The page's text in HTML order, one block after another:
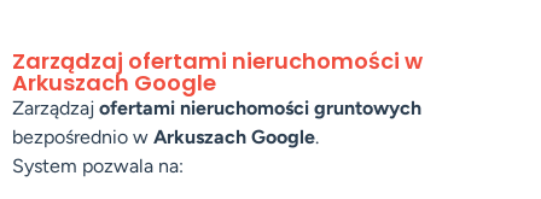
Zarządzaj ofertami nieruchomości w
Arkuszach Google
Zarządzaj ofertami nieruchomości gruntowych
bezpośrednio w Arkuszach Google.
System pozwala na: